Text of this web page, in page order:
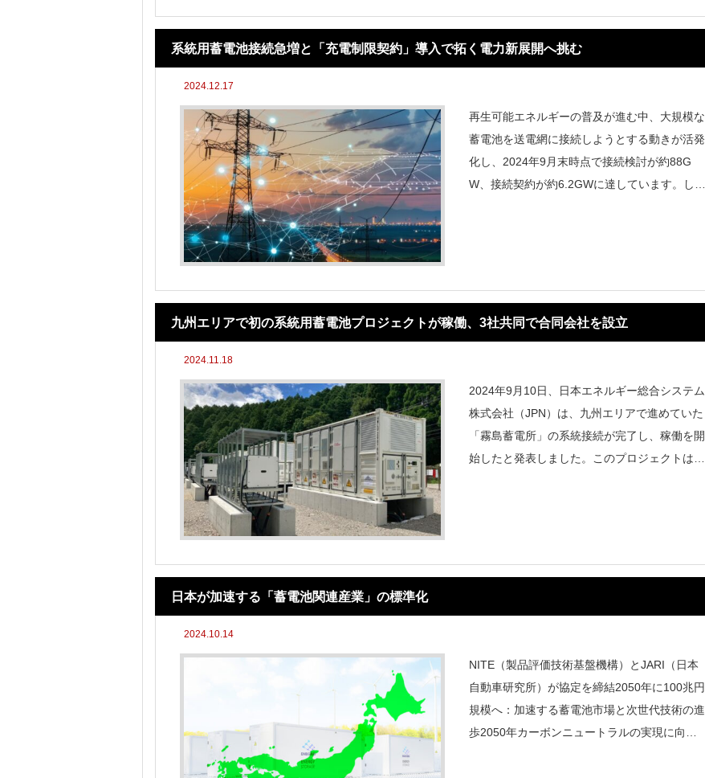
系統用蓄電池接続急増と「充電制限契約」導入で拓く電力新展開へ挑む
2024.12.17
再生可能エネルギーの普及が進む中、大規模な
蓄電池を送電網に接続しようとする動きが活発
化し、2024年9月末時点で接続検討が約88G
W、接続契約が約6.2GWに達しています。しか
九州エリアで初の系統用蓄電池プロジェクトが稼働、3社共同で合同会社を設立
2024.11.18
2024年9月10日、日本エネルギー総合システム
株式会社（JPN）は、九州エリアで進めていた
「霧島蓄電所」の系統接続が完了し、稼働を開
始したと発表しました。このプロジェクトは、
日本が加速する「蓄電池関連産業」の標準化
2024.10.14
NITE（製品評価技術基盤機構）とJARI（日本
自動車研究所）が協定を締結2050年に100兆円
規模へ：加速する蓄電池市場と次世代技術の進
歩2050年カーボンニュートラルの実現に向け